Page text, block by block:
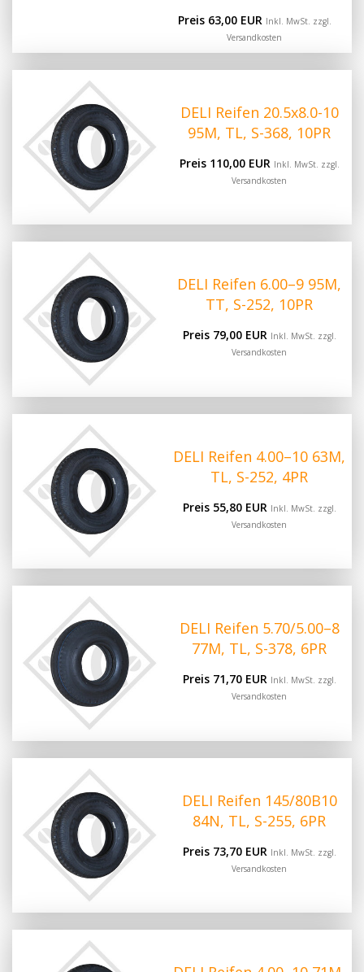
Preis 63,00 EUR Inkl. MwSt. zzgl.
Versandkosten
DELI Reifen 20.5x8.0-10
95M, TL, S-368, 10PR
Preis 110,00 EUR Inkl. MwSt. zzgl.
Versandkosten
DELI Reifen 6.00–9 95M,
TT, S-252, 10PR
Preis 79,00 EUR Inkl. MwSt. zzgl.
Versandkosten
DELI Reifen 4.00–10 63M,
TL, S-252, 4PR
Preis 55,80 EUR Inkl. MwSt. zzgl.
Versandkosten
DELI Reifen 5.70/5.00–8
77M, TL, S-378, 6PR
Preis 71,70 EUR Inkl. MwSt. zzgl.
Versandkosten
DELI Reifen 145/80B10
84N, TL, S-255, 6PR
Preis 73,70 EUR Inkl. MwSt. zzgl.
Versandkosten